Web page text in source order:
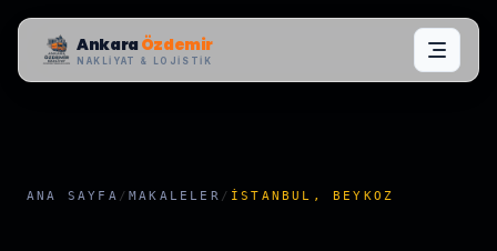
AnkaraÖzdemir
NAKLIYAT & LOJISTIK
ANA SAYFA /MAKALELER / İSTANBUL, BEYKOZ